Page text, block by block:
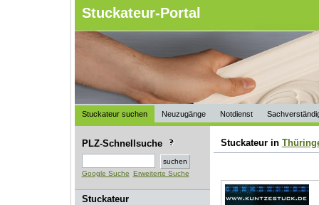
Stuckateur-Portal
Stuckateur suchen Neuzugänge Notdienst
PLZ-Schnellsuche
Google Suche Erweiterte Suche
Stuckateur
Stuckateur in